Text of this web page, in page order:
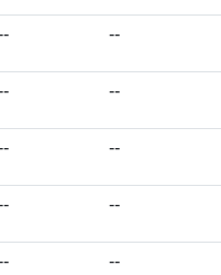
--
--
--
--
--